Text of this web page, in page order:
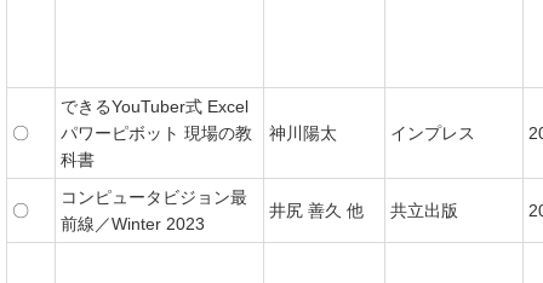
〇
できるYouTuber式 Excel
パワーピボット 現場の教
科書
神川陽太 インプレス
〇
コンピュータビジョン最
前線／Winter 2023
井尻 善久 他 共立出版